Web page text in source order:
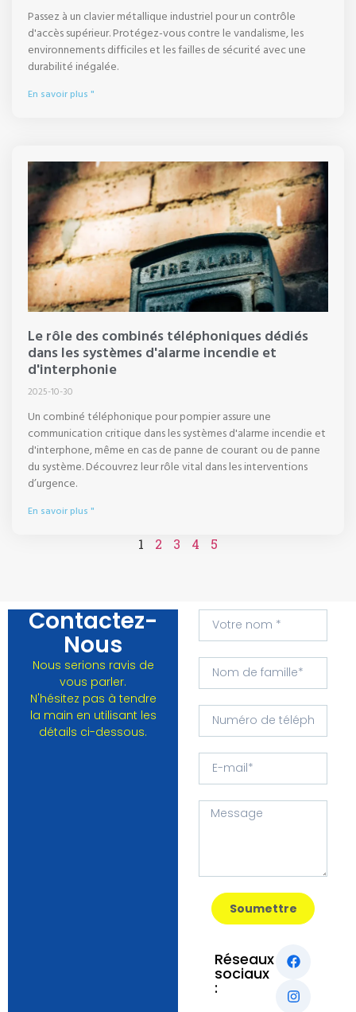
Passez à un clavier métallique industriel pour un contrôle
d'accès supérieur. Protégez-vous contre le vandalisme, les
environnements difficiles et les failles de sécurité avec une
durabilité inégalée.
En savoir plus "
Le rôle des combinés téléphoniques dédiés
dans les systèmes d'alarme incendie et
d'interphonie
2025-10-30
Un combiné téléphonique pour pompier assure une
communication critique dans les systèmes d'alarme incendie et
d'interphone, même en cas de panne de courant ou de panne
du système. Découvrez leur rôle vital dans les interventions
d’urgence.
En savoir plus "
1 2 3 4 5
Contactez-
Nous
Nous serions ravis de
vous parler.
N'hésitez pas à tendre
la main en utilisant les
détails ci-dessous.
Soumettre
Réseaux
sociaux
: